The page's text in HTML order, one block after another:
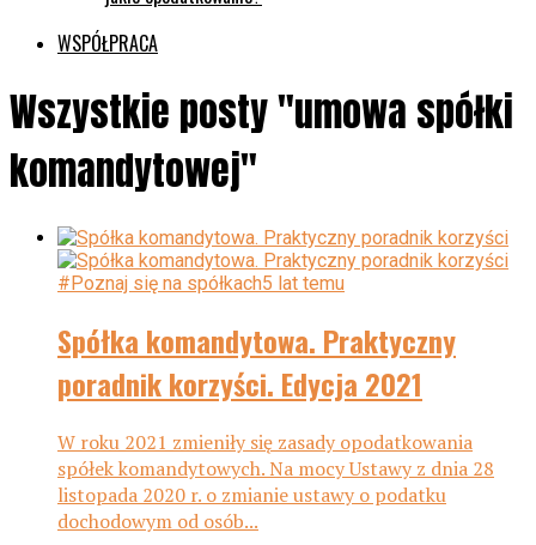
WSPÓŁPRACA
Wszystkie posty "umowa spółki
komandytowej"
#Poznaj się na spółkach5 lat temu
Spółka komandytowa. Praktyczny
poradnik korzyści. Edycja 2021
W roku 2021 zmieniły się zasady opodatkowania
spółek komandytowych. Na mocy Ustawy z dnia 28
listopada 2020 r. o zmianie ustawy o podatku
dochodowym od osób...